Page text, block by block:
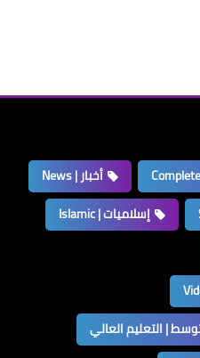
أخبار | News
إسلاميات | Islamic
| التعليم العالي